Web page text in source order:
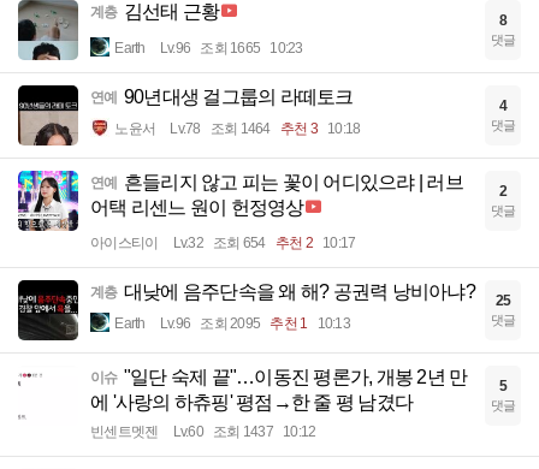
계층 김선태 근황
Earth Lv.96 조회 1665 10:23
8
댓글
연예 90년대생 걸그룹의 라떼토크
노윤서 Lv.78 조회 1464 추천 3 10:18
4
댓글
연예
흔들리지 않고 피는 꽃이 어디있으랴 | 러브
어택 리센느 원이 헌정영상
아이스티이 Lv.32 조회 654 추천 2 10:17
2
댓글
계층 대낮에 음주단속을 왜 해? 공권력 낭비아냐?
Earth Lv.96 조회 2095 추천 1 10:13
25
댓글
이슈 "일단 숙제 끝"…이동진 평론가, 개봉 2년 만
에 '사랑의 하츄핑' 평점→한 줄 평 남겼다
빈센트멧젠 Lv.60 조회 1437 10:12
5
댓글